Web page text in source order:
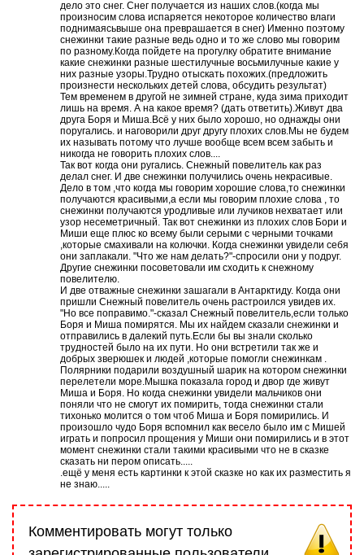
дело это снег. Снег получается из наших слов.(когда мы
произносим слова испаряется некоторое количество влаги
поднимаясьвыше она преврашается в снег) Именно поэтому
снежинки такие разные ведь одно и то же слово мы говорим
по разному.Когда пойдете на прогулку обратите внимание
какие снежинки разные шестилучные восьмилучные какие у
них разные узоры.Трудно отыскать похожих.(предложить
произнести нескольких детей слова, обсудить результат)
Тем временем в другой не зимней стране, куда зима приходит
лишь на время. А на какое время? (дать ответить).Живут два
друга Боря и Миша.Всё у них было хорошо, но однажды они
поругались. и наговорили друг другу плохих слов.Мы не будем
их называть потому что лучше вообще всем всем забыть и
никогда не говорить плохих слов....
Так вот когда они ругались. Снежный повелитель как раз
делал снег. И две снежинки получились очень некрасивые.
Дело в том ,что когда мы говорим хорошие слова,то снежинки
получаются красивыми,а если мы говорим плохие слова , то
снежинки получаются уродливые или лучиков нехватает или
узор несеметричный. Так вот снежинки из плохих слов Бори и
Миши еще плюс ко всему были серыми с черными точками
,которые смахивали на колючки. Когда снежинки увидели себя
они заплакали. "Что же нам делать?"-спросили они у подруг.
Другие снежинки посоветовали им сходить к снежному
повелителю.
И две отважные снежинки зашагали в Антарктиду. Когда они
пришли Снежный повелитель очень растроился увидев их.
"Но все поправимо."-сказал Снежный повелитель,если только
Боря и Миша помирятся. Мы их найдем сказали снежинки и
отправились в далекий путь.Если бы вы знали сколько
трудностей было на их пути. Но они встретили так же и
добрых зверюшек и людей ,которые помогли снежинкам .
Полярники подарили воздушный шарик на котором снежинки
перелетели море.Мышка показала город и двор где живут
Миша и Боря. Но когда снежинки увидели мальчиков они
поняли что не смогут их помирить, тогда снежинки стали
тихонько молится о том чтоб Миша и Боря помирились. И
произошло чудо Боря вспомнил как весело было им с Мишей
играть и попросил прощения у Миши они помирились и в этот
момент снежинки стали такими красивыми что не в сказке
сказать ни пером описать.....
.ещё у меня есть картинки к этой сказке но как их разместить я
не знаю.....
Комментировать могут только